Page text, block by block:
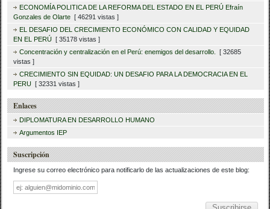
ECONOMÍA POLITICA DE LA REFORMA DEL ESTADO EN EL PERÚ Efraín
Gonzales de Olarte [ 46291 vistas ]
EL DESAFIO DEL CRECIMIENTO ECONÓMICO CON CALIDAD Y EQUIDAD
EN EL PERÚ [ 35178 vistas ]
Concentración y centralización en el Perú: enemigos del desarrollo.
[ 32685
vistas ]
CRECIMIENTO SIN EQUIDAD: UN DESAFIO PARA LA DEMOCRACIA EN EL
PERU [ 32331 vistas ]
Enlaces
DIPLOMATURA EN DESARROLLO HUMANO
Argumentos IEP
Suscripción
Ingrese su correo electrónico para notificarlo de las actualizaciones de este blog:
Dirección
de
correo